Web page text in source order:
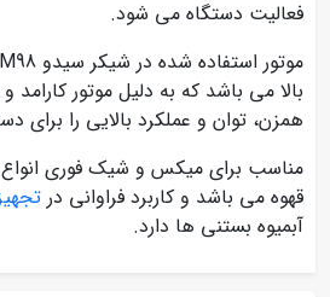
فعالیت دستگاه می شود.
بالا می باشد که به دلیل موتور
همزن، توان و عملکرد بالایی را برای
مناسب برای میکس و شیک فوری
قهوه می باشد و کاربرد فراوانی در
آبمیوه بستنی ها دارد.